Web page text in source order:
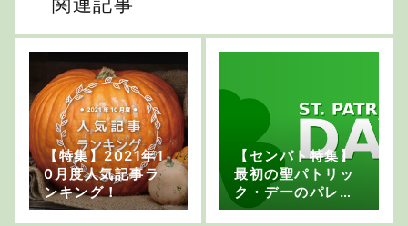
【特集】2021年1
0月度人気記事ラ
ンキング！
【センパト特集】
最初の聖パトリッ
ク・デーのパレー
ド